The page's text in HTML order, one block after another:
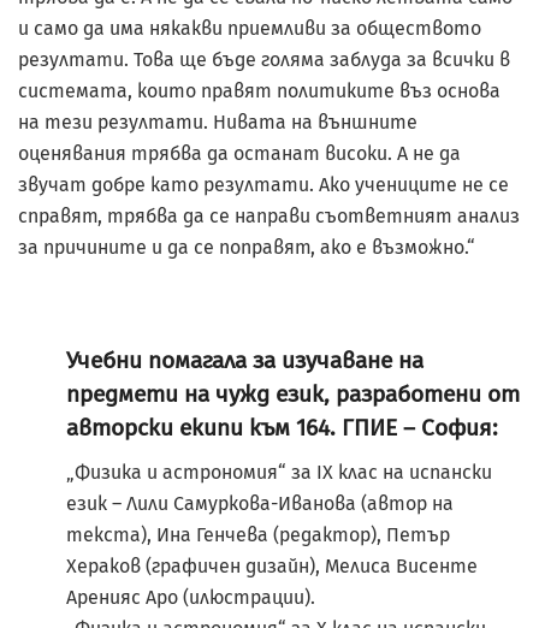
и само да има някакви приемливи за обществото
резултати. Това ще бъде голяма заблуда за всички в
системата, които правят политиките въз основа
на тези резултати. Нивата на външните
оценявания трябва да останат високи. А не да
звучат добре като резултати. Ако учениците не се
справят, трябва да се направи съответният анализ
за причините и да се поправят, ако е възможно.“
Учебни помагала за изучаване на
предмети на чужд език, разработени от
авторски екипи към 164. ГПИЕ – София:
„Физика и астрономия“ за IX клас на испански
език – Лили Самуркова-Иванова (автор на
текста), Ина Генчева (редактор), Петър
Хераков (графичен дизайн), Мелиса Висенте
Аренияс Аро (илюстрации).